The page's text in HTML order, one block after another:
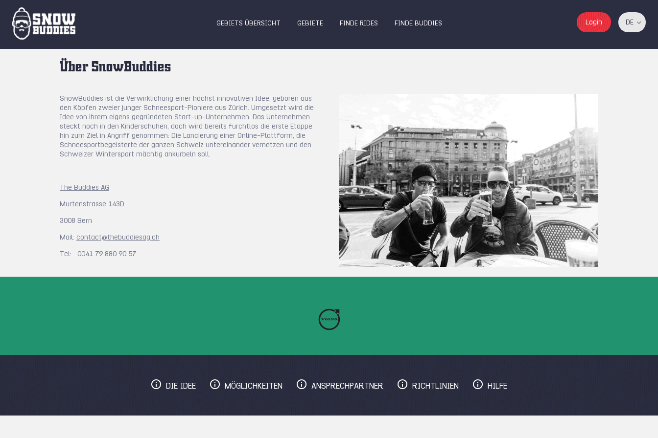
GEBIETS ÜBERSICHT GEBIETE FINDE RIDES FINDE BUDDIES Login DE
Über SnowBuddies
SnowBuddies ist die Verwirklichung einer höchst innovativen Idee, geboren aus
den Köpfen zweier junger Schneesport-Pioniere aus Zürich. Umgesetzt wird die
Idee von ihrem eigens gegründeten Start-up-Unternehmen. Das Unternehmen
steckt noch in den Kinderschuhen, doch wird bereits furchtlos die erste Etappe
hin zum Ziel in Angriff genommen: Die Lancierung einer Online-Plattform, die
Schneesportbegeisterte der ganzen Schweiz untereinander vernetzen und den
Schweizer Wintersport mächtig ankurbeln soll.
The Buddies AG
Murtenstrasse 143D
3008 Bern
Mail: contact@thebuddiesag.ch
Tel: 0041 79 880 90 57
DIE IDEE MÖGLICHKEITEN ANSPRECHPARTNER RICHTLINIEN HILFE